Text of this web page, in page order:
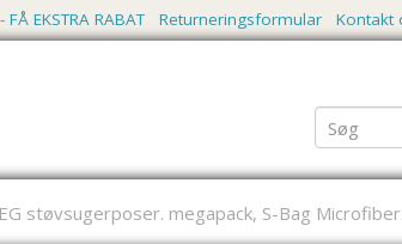
Kontakt
Returneringsformular
EKSTRA RABAT
støvsugerposer. megapack, S-Bag